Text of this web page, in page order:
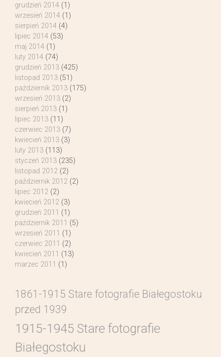
grudzień 2014 (1)
wrzesień 2014 (1)
sierpień 2014 (4)
lipiec 2014 (53)
maj 2014 (1)
luty 2014 (74)
grudzień 2013 (425)
listopad 2013 (51)
październik 2013 (175)
wrzesień 2013 (2)
sierpień 2013 (1)
lipiec 2013 (11)
czerwiec 2013 (7)
kwiecień 2013 (3)
luty 2013 (113)
styczeń 2013 (235)
listopad 2012 (2)
październik 2012 (2)
lipiec 2012 (2)
kwiecień 2012 (3)
grudzień 2011 (1)
październik 2011 (5)
wrzesień 2011 (1)
czerwiec 2011 (2)
kwiecień 2011 (13)
marzec 2011 (1)
1861-1915 Stare fotografie Białegostoku
przed 1939
1915-1945 Stare fotografie
Białegostoku